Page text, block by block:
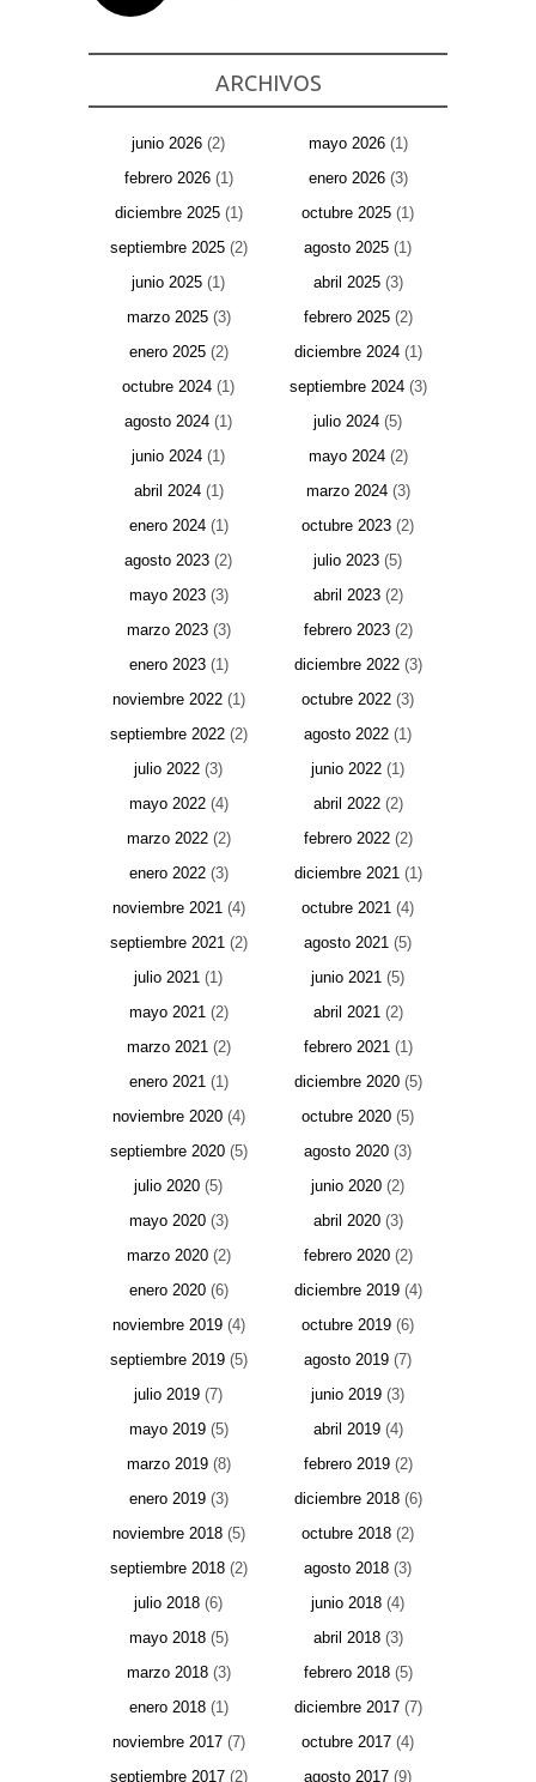
ARCHIVOS
junio 2026 (2) mayo 2026(1)
febrero 2026(1) enero 2026(3)
diciembre 2025(1) octubre 2025 (1)
septiembre 2025(2) agosto 2025 (1)
junio 2025 (1) abril 2025(3)
marzo 2025(3) febrero 2025(2)
enero 2025(2) diciembre 2024(1)
octubre 2024 (1) septiembre 2024(3)
agosto 2024 (1) julio 2024 (5)
junio 2024 (1) mayo 2024(2)
abril 2024(1) marzo 2024(3)
enero 2024(1) octubre 2023 (2)
agosto 2023 (2) julio 2023 (5)
mayo 2023(3) abril 2023(2)
marzo 2023(3) febrero 2023(2)
enero 2023(1) diciembre 2022(3)
noviembre 2022(1) octubre 2022 (3)
septiembre 2022(2) agosto 2022 (1)
julio 2022 (3) junio 2022 (1)
mayo 2022(4) abril 2022(2)
marzo 2022(2) febrero 2022(2)
enero 2022(3) diciembre 2021(1)
noviembre 2021(4) octubre 2021 (4)
septiembre 2021(2) agosto 2021 (5)
julio 2021 (1) junio 2021 (5)
mayo 2021(2) abril 2021(2)
marzo 2021(2) febrero 2021(1)
enero 2021(1) diciembre 2020(5)
noviembre 2020(4) octubre 2020 (5)
septiembre 2020(5) agosto 2020 (3)
julio 2020 (5) junio 2020 (2)
mayo 2020(3) abril 2020(3)
marzo 2020(2) febrero 2020(2)
enero 2020(6) diciembre 2019(4)
noviembre 2019(4) octubre 2019 (6)
septiembre 2019(5) agosto 2019 (7)
julio 2019 (7) junio 2019 (3)
mayo 2019(5) abril 2019(4)
marzo 2019(8) febrero 2019(2)
enero 2019(3) diciembre 2018(6)
noviembre 2018(5) octubre 2018 (2)
septiembre 2018(2) agosto 2018 (3)
julio 2018 (6) junio 2018 (4)
mayo 2018(5) abril 2018(3)
marzo 2018(3) febrero 2018(5)
enero 2018(1) diciembre 2017(7)
noviembre 2017(7) octubre 2017 (4)
septiembre 2017(2) agosto 2017 (9)